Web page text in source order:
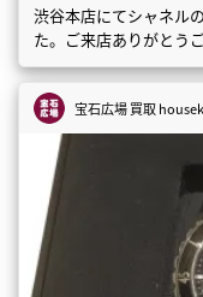
渋谷本店にてシャネル
た。ご来店ありがとう
宝石広場 買取